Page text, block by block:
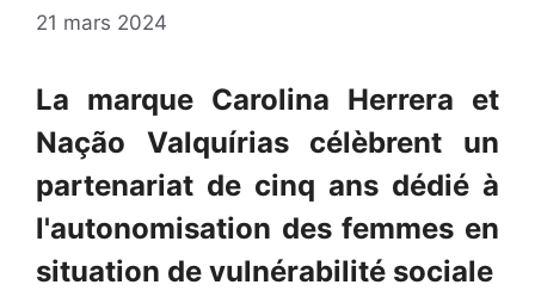
21 mars 2024
La marque Carolina Herrera et
Nação Valquírias célèbrent un
partenariat de cinq ans dédié à
l'autonomisation des femmes en
situation de vulnérabilité sociale